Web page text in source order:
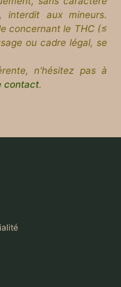
interdit aux mineurs.
concernant le THC (≤
ou cadre légal, se
n'hésitez pas à
contact.